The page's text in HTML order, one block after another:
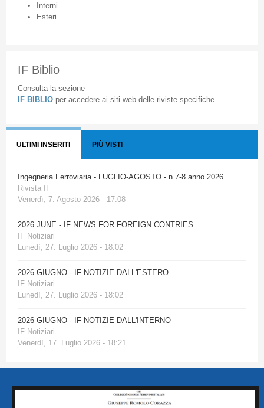
Interni
Esteri
IF Biblio
Consulta la sezione
IF BIBLIO per accedere ai siti web delle riviste specifiche
ULTIMI INSERITI PIÙ VISTI
Ingegneria Ferroviaria - LUGLIO-AGOSTO - n.7-8 anno 2026
Rivista IF
Venerdì, 7. Agosto 2026 - 17:08
2026 JUNE - IF NEWS FOR FOREIGN CONTRIES
IF Notiziari
Lunedì, 27. Luglio 2026 - 18:02
2026 GIUGNO - IF NOTIZIE DALL'ESTERO
IF Notiziari
Lunedì, 27. Luglio 2026 - 18:02
2026 GIUGNO - IF NOTIZIE DALL'INTERNO
IF Notiziari
Venerdì, 17. Luglio 2026 - 18:21